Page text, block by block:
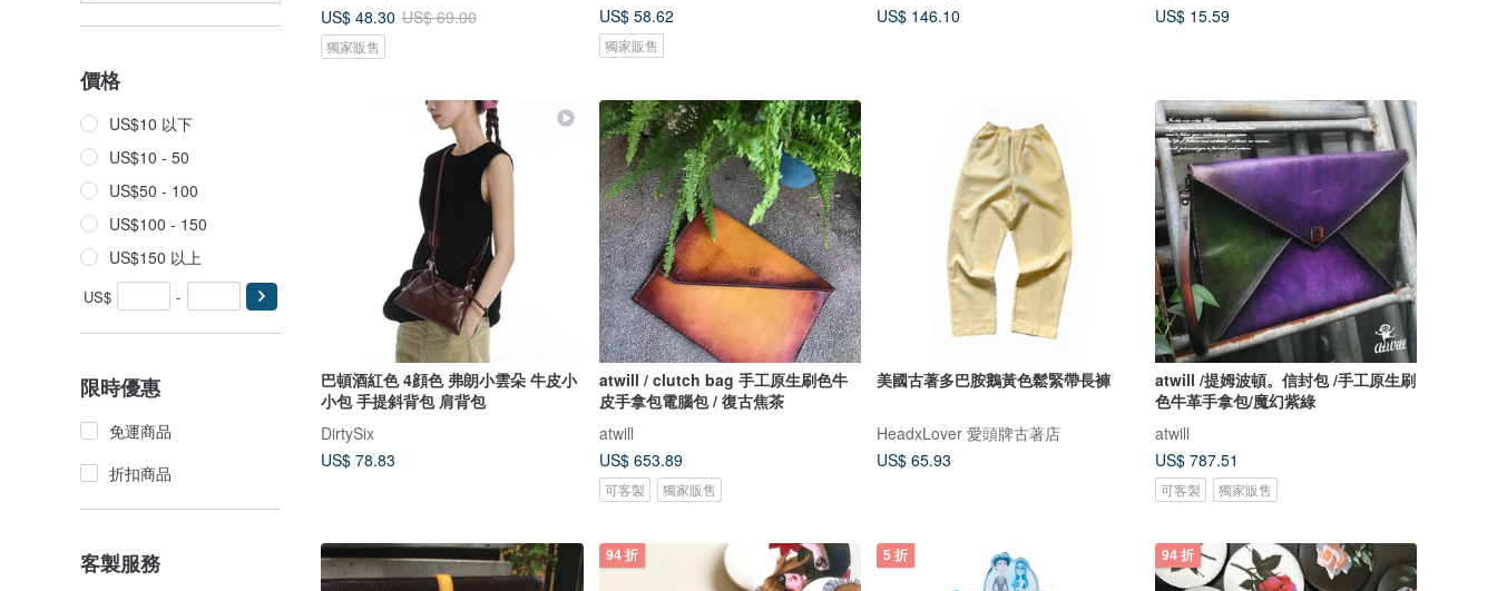
價格
US$10 以下
US$10 - 50
US$50 - 100
US$100 - 150
US$150 以上
US$ -
限時優惠
免運商品
折扣商品
客製服務
US$ 48.30 US$ 69.00
獨家販售
US$ 58.62
獨家販售
US$ 146.10
US$ 15.59
巴頓酒紅色 4顔色 弗朗小雲朵 牛皮小
小包 手提斜背包 肩背包
DirtySix
US$ 78.83
atwill / clutch bag 手工原生刷色牛
皮手拿包電腦包 / 復古焦茶
atwill
US$ 653.89
可客製 獨家販售
美國古著多巴胺鵝黃色鬆緊帶長褲
HeadxLover 愛頭牌古著店
US$ 65.93
atwill /提姆波頓。信封包 /手工原生刷
色牛革手拿包/魔幻紫綠
atwill
US$ 787.51
可客製 獨家販售
94 折 5 折 94 折